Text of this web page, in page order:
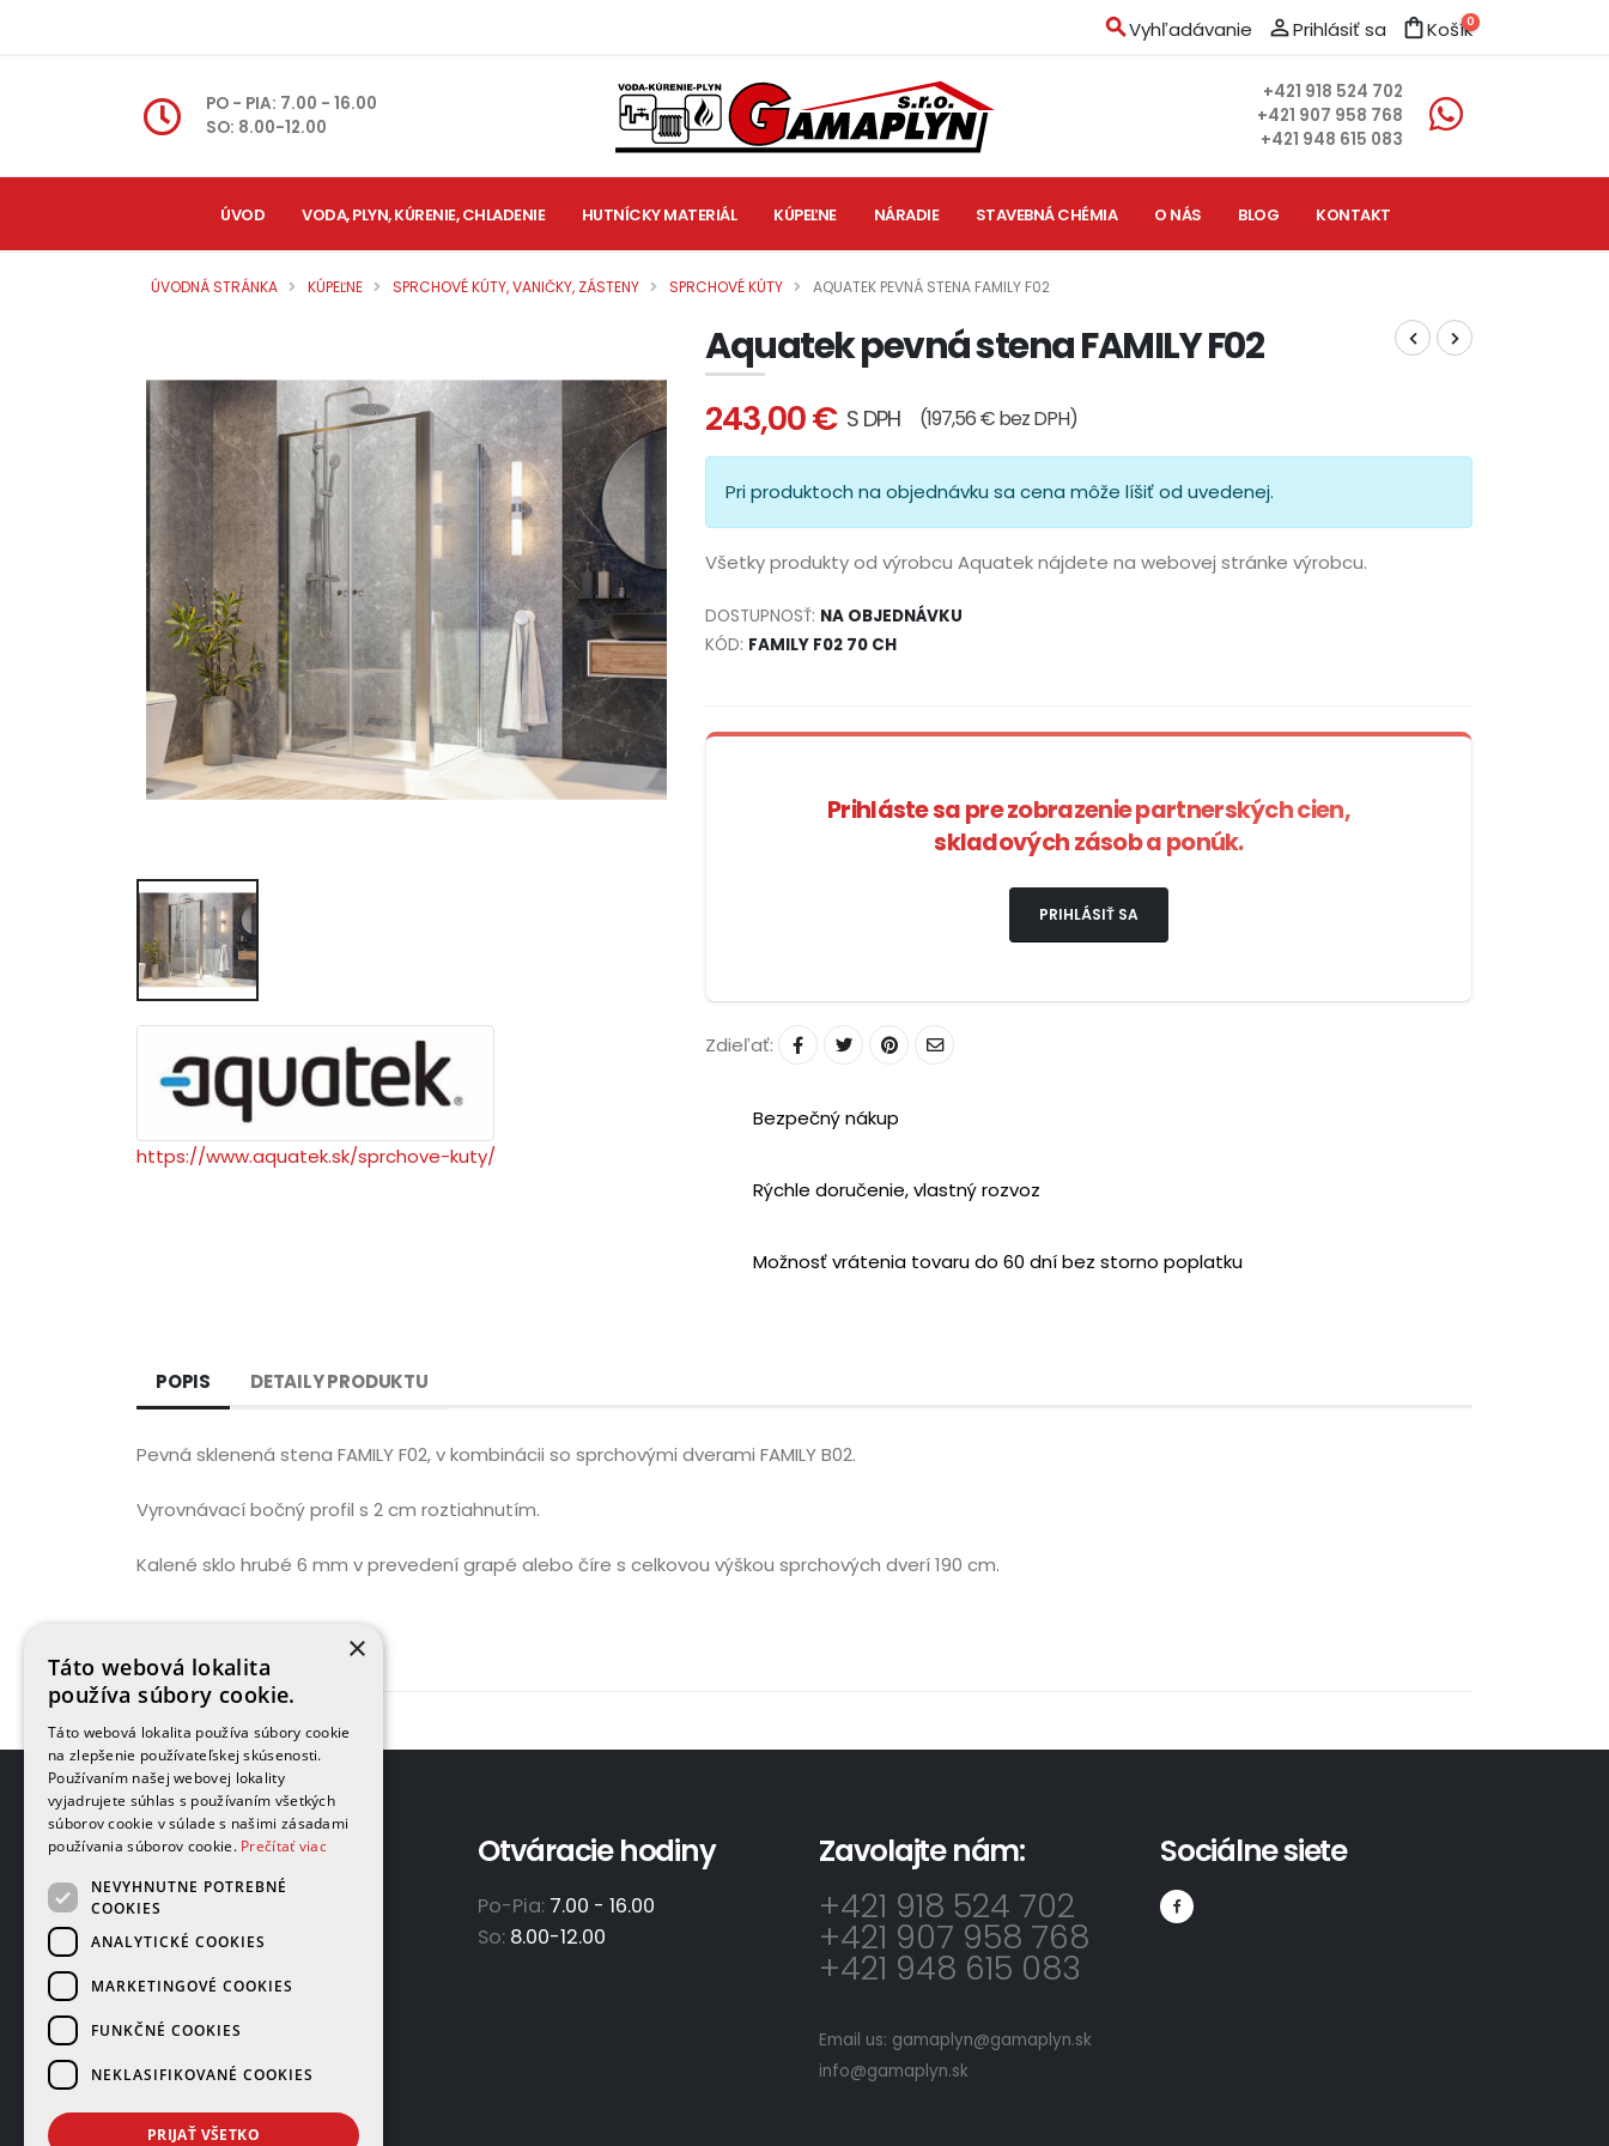
searchVyhľadávanie person_outlinePrihlásiť sa shopping_bagKošík0
PO - PIA: 7.00 - 16.00
SO: 8.00-12.00
+421 918 524 702
+421 907 958 768
+421 948 615 083
ÚVOD VODA, PLYN, KÚRENIE, CHLADENIE HUTNÍCKY MATERIÁL KÚPEĽNE NÁRADIE STAVEBNÁ CHÉMIA O NÁS BLOG KONTAKT
ÚVODNÁ STRÁNKA KÚPEĽNE SPRCHOVÉ KÚTY, VANIČKY, ZÁSTENY SPRCHOVÉ KÚTY AQUATEK PEVNÁ STENA FAMILY F02
https://www.aquatek.sk/sprchove-kuty/
Aquatek pevná stena FAMILY F02
243,00 € S DPH (197,56 € bez DPH)
Pri produktoch na objednávku sa cena môže líšiť od uvedenej.
Všetky produkty od výrobcu Aquatek nájdete na webovej stránke výrobcu.
DOSTUPNOSŤ: NA OBJEDNÁVKU
KÓD: FAMILY F02 70 CH
Prihláste sa pre zobrazenie partnerských cien,
skladových zásob a ponúk.
PRIHLÁSIŤ SA
Zdieľať:
Bezpečný nákup
Rýchle doručenie, vlastný rozvoz
Možnosť vrátenia tovaru do 60 dní bez storno poplatku
POPIS DETAILY PRODUKTU
Pevná sklenená stena FAMILY F02, v kombinácii so sprchovými dverami FAMILY B02.
Vyrovnávací bočný profil s 2 cm roztiahnutím.
Kalené sklo hrubé 6 mm v prevedení grapé alebo číre s celkovou výškou sprchových dverí 190 cm.
Adresa
GAMAPLYN s.r.o.
Železničná 570/8
Slovensko
Otváracie hodiny
Po-Pia: 7.00 - 16.00
So: 8.00-12.00
Zavolajte nám:
+421 918 524 702
+421 907 958 768
+421 948 615 083
Email us: gamaplyn@gamaplyn.sk
info@gamaplyn.sk
Sociálne siete
×
Táto webová lokalita
používa súbory cookie.
Táto webová lokalita používa súbory cookie
na zlepšenie používateľskej skúsenosti.
Používaním našej webovej lokality
vyjadrujete súhlas s používaním všetkých
súborov cookie v súlade s našimi zásadami
používania súborov cookie. Prečítať viac
NEVYHNUTNE POTREBNÉ
COOKIES
ANALYTICKÉ COOKIES
MARKETINGOVÉ COOKIES
FUNKČNÉ COOKIES
NEKLASIFIKOVANÉ COOKIES
PRIJAŤ VŠETKO